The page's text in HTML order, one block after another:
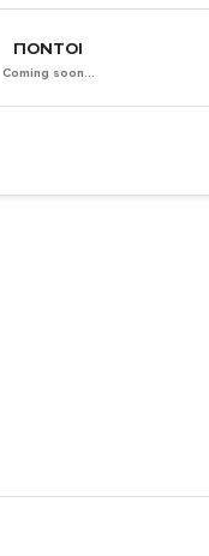
ΠΌΝΤΟΙ
Coming soon...